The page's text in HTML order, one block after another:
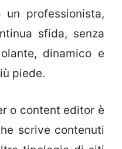
un professionista,
sfida, senza
dinamico e
piede.
o content editor è
scrive contenuti